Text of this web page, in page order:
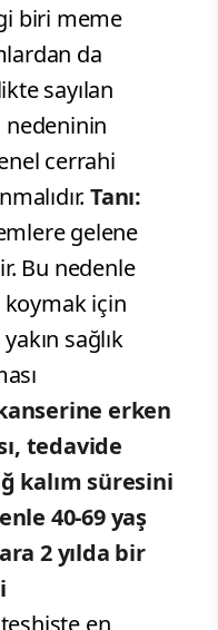
biri meme
da
sayılan
cerrahi
Tanı:
gelene
Bu nedenle
koymak için
sağlık
erken
tedavide
kalım süresini
40-69 yaş
2 yılda bir